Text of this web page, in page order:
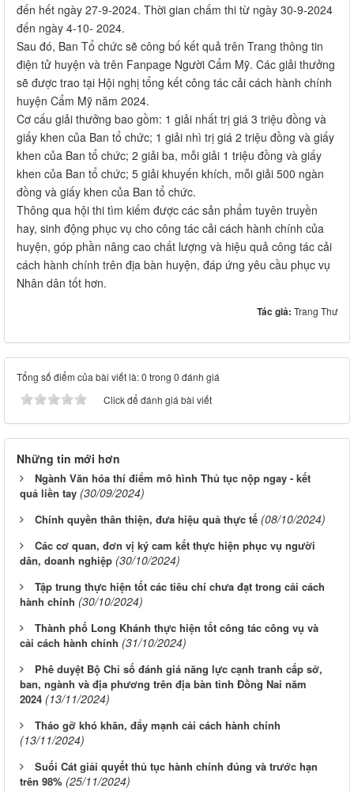
đến hết ngày 27-9-2024. Thời gian chấm thi từ ngày 30-9-2024
đến ngày 4-10- 2024.
Sau đó, Ban Tổ chức sẽ công bố kết quả trên Trang thông tin
điện tử huyện và trên Fanpage Người Cẩm Mỹ. Các giải thưởng
sẽ được trao tại Hội nghị tổng kết công tác cải cách hành chính
huyện Cẩm Mỹ năm 2024.
Cơ cấu giải thưởng bao gồm: 1 giải nhất trị giá 3 triệu đồng và
giấy khen của Ban tổ chức; 1 giải nhì trị giá 2 triệu đồng và giấy
khen của Ban tổ chức; 2 giải ba, mỗi giải 1 triệu đồng và giấy
khen của Ban tổ chức; 5 giải khuyến khích, mỗi giải 500 ngàn
đồng và giấy khen của Ban tổ chức.
Thông qua hội thi tìm kiếm được các sản phẩm tuyên truyền
hay, sinh động phục vụ cho công tác cải cách hành chính của
huyện, góp phần nâng cao chất lượng và hiệu quả công tác cải
cách hành chính trên địa bàn huyện, đáp ứng yêu cầu phục vụ
Nhân dân tốt hơn.
Tác giả: Trang Thư
Tổng số điểm của bài viết là: 0 trong 0 đánh giá
Click để đánh giá bài viết
Những tin mới hơn
Ngành Văn hóa thí điểm mô hình Thủ tục nộp ngay - kết
quả liền tay (30/09/2024)
Chính quyền thân thiện, đưa hiệu quả thực tế (08/10/2024)
Các cơ quan, đơn vị ký cam kết thực hiện phục vụ người
dân, doanh nghiệp (30/10/2024)
Tập trung thực hiện tốt các tiêu chí chưa đạt trong cải cách
hành chính (30/10/2024)
Thành phố Long Khánh thực hiện tốt công tác công vụ và
cải cách hành chính (31/10/2024)
Phê duyệt Bộ Chỉ số đánh giá năng lực cạnh tranh cấp sở,
ban, ngành và địa phương trên địa bàn tỉnh Đồng Nai năm
2024 (13/11/2024)
Tháo gỡ khó khăn, đẩy mạnh cải cách hành chính
(13/11/2024)
Suối Cát giải quyết thủ tục hành chính đúng và trước hạn
trên 98% (25/11/2024)